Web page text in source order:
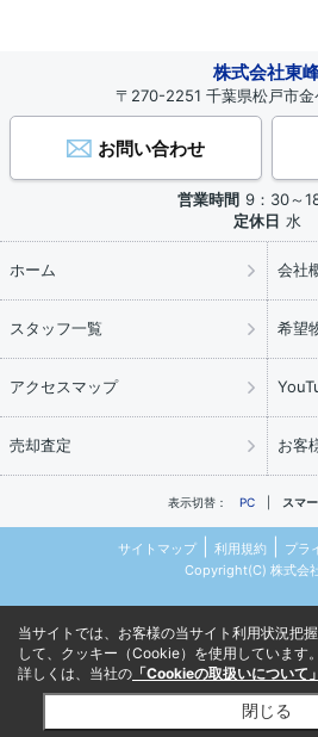
株式会社東
〒270-2251 千葉県松戸市
お問い合わせ
営業時間 9：30～
定休日 水
ホーム 会社
スタッフ一覧 希望
アクセスマップ
売却査定 お客
表示切替： PC スマ
サイトマップ 利用規約
プラ
Copyright(C) 株式会
当サイトでは、お客様の当サイト利用状況把
して、クッキー（Cookie）を使用しています。
詳しくは、当社の 「Cookieの取扱いについて」
閉じる